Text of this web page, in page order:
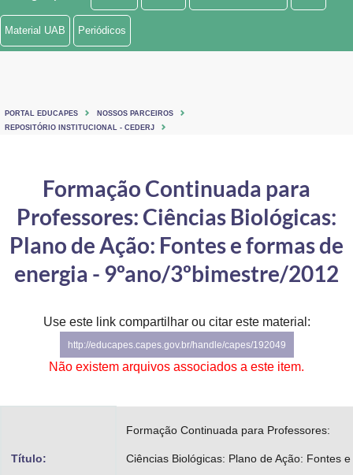
Ministério de Minas e Energia
Ministério do Turismo
Controladoria-Geral da União
Gabinete de Segurança Institucional
Advocacia-Geral da União
Material UAB Periódicos
PORTAL EDUCAPES
NOSSOS PARCEIROS
REPOSITÓRIO INSTITUCIONAL - CEDERJ
Formação Continuada para
Professores: Ciências Biológicas:
Plano de Ação: Fontes e formas de
energia - 9ºano/3ºbimestre/2012
Use este link compartilhar ou citar este material:
http://educapes.capes.gov.br/handle/capes/192049
Não existem arquivos associados a este item.
Título:
Formação Continuada para Professores:
Ciências Biológicas: Plano de Ação: Fontes e